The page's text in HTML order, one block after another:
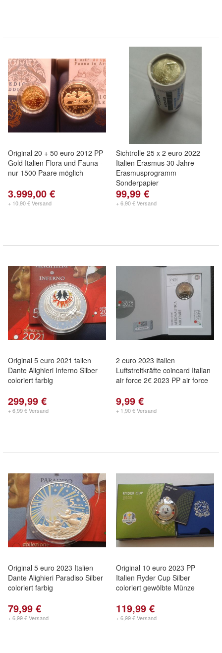
Original 20 + 50 euro 2012 PP
Gold Italien Flora und Fauna -
nur 1500 Paare möglich
3.999,00 €
+ 10,90 € Versand
Sichtrolle 25 x 2 euro 2022
Italien Erasmus 30 Jahre
Erasmusprogramm
Sonderpapier
99,99 €
+ 6,90 € Versand
Original 5 euro 2021 talien
Dante Alighieri Inferno Silber
coloriert farbig
299,99 €
+ 6,99 € Versand
2 euro 2023 Italien
Luftstreitkräfte coincard Italian
air force 2€ 2023 PP air force
9,99 €
+ 1,90 € Versand
Original 5 euro 2023 Italien
Dante Alighieri Paradiso Silber
coloriert farbig
79,99 €
+ 6,99 € Versand
Original 10 euro 2023 PP
Italien Ryder Cup Silber
coloriert gewölbte Münze
119,99 €
+ 6,99 € Versand